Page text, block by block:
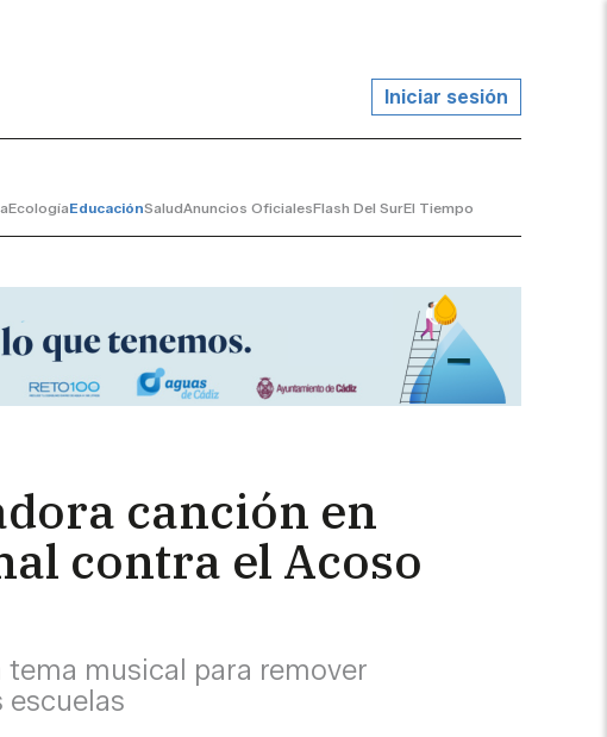
Iniciar sesión
EcologíaEducaciónSaludAnuncios OficialesFlash Del SurEl Tiempo
canción en
contra el Acoso
musical para remover